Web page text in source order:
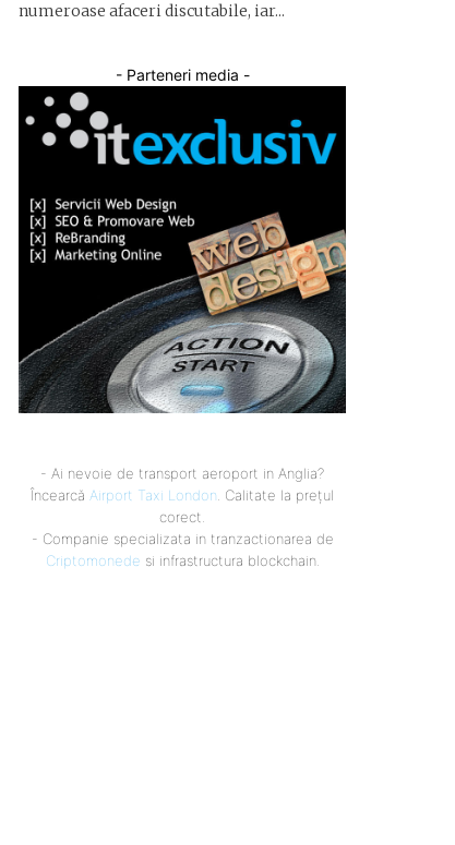
numeroase afaceri discutabile, iar...
- Parteneri media -
- Ai nevoie de transport aeroport in Anglia?
Încearcă Airport Taxi London. Calitate la prețul
corect.
- Companie specializata in tranzactionarea de
Criptomonede si infrastructura blockchain.